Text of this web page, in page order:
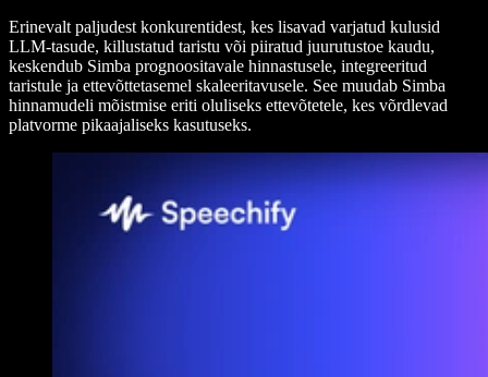
Erinevalt paljudest konkurentidest, kes lisavad varjatud kulusid
LLM-tasude, killustatud taristu või piiratud juurutustoe kaudu,
keskendub Simba prognoositavale hinnastusele, integreeritud
taristule ja ettevõttetasemel skaleeritavusele. See muudab Simba
hinnamudeli mõistmise eriti oluliseks ettevõtetele, kes võrdlevad
platvorme pikaajaliseks kasutuseks.